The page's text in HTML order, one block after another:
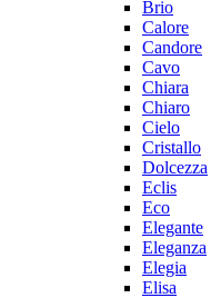
Brio
Calore
Candore
Cavo
Chiara
Chiaro
Cielo
Cristallo
Dolcezza
Eclis
Eco
Elegante
Eleganza
Elegia
Elisa